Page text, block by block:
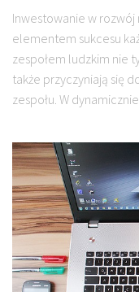
Inwestowanie w
elementem sukcesu
zespołem ludzkim nie
także przyczyniają się
zespołu. W